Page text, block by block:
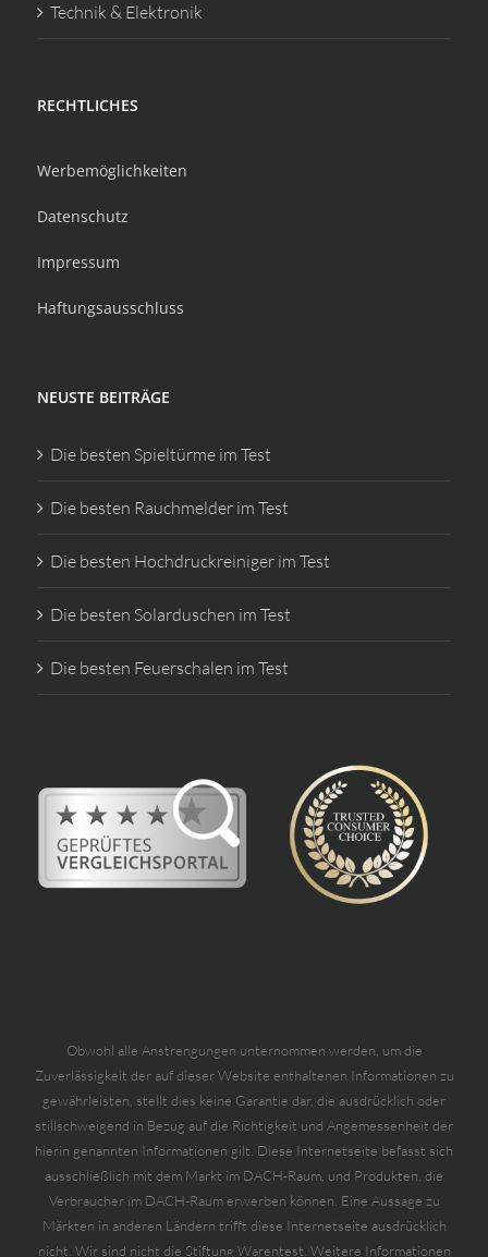
Technik & Elektronik
RECHTLICHES
Werbemöglichkeiten
Datenschutz
Impressum
Haftungsausschluss
NEUSTE BEITRÄGE
Die besten Spieltürme im Test
Die besten Rauchmelder im Test
Die besten Hochdruckreiniger im Test
Die besten Solarduschen im Test
Die besten Feuerschalen im Test
Obwohl alle Anstrengungen unternommen werden, um die
Zuverlässigkeit der auf dieser Website enthaltenen Informationen zu
gewährleisten, stellt dies keine Garantie dar, die ausdrücklich oder
stillschweigend in Bezug auf die Richtigkeit und Angemessenheit der
hierin genannten Informationen gilt. Diese Internetseite befasst sich
ausschließlich mit dem Markt im DACH-Raum, und Produkten, die
Verbraucher im DACH-Raum erwerben können. Eine Aussage zu
Märkten in anderen Ländern trifft diese Internetseite ausdrücklich
nicht. Wir sind nicht die Stiftung Warentest. Weitere Informationen